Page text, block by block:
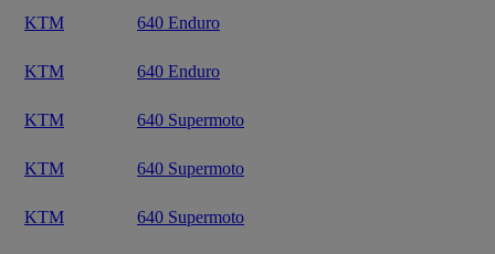
KTM 640 Enduro
KTM 640 Enduro
KTM 640 Supermoto
KTM 640 Supermoto
KTM 640 Supermoto